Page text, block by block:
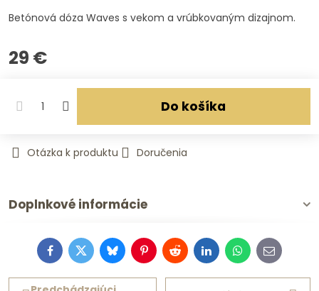
Betónová dóza Waves s vekom a vrúbkovaným dizajnom.
29 €
Do košíka
Otázka k produktu Doručenia
Doplnkové informácie
FacebookTwitterBlueskyPinterestRedditLinkedInWhatsApp
E-
mail